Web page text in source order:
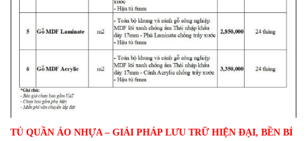
TỦ QUẦN ÁO NHỰA – GIẢI PHÁP LƯU TRỮ HIỆN ĐẠI, BỀN BỈ